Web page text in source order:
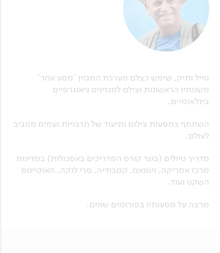
טייל ותיק, שימש כצלם מערכת המגזין 'מסע אחר'
משנותיו הראשונות וצילם למגזינים גיאוגרפיים
בינלאומיים.
השתתף במסעות צילום ותיעוד של תרבויות ועמים מסביב
לעולם.
מדריך טיולים (בוגר קורס המדריכים באסכולות) במדינות
מרכז אמריקה, ויטנאם, קמבודיה, סרי לנקה, האוקיינוס
השקט ועוד.
מרצה על מסעותיו בפורומים שונים.